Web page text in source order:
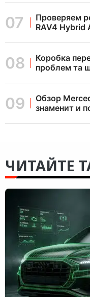
Проверяем
RAV4 Hybrid
Коробка
проблем та
Обзор
знаменит и
ЧИТАЙТЕ